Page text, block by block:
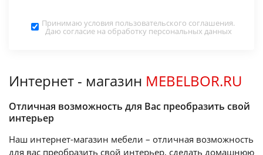
Принимаю условия пользовательского соглашения.
Даю согласие на обработку персональных данных
Интернет - магазин MEBELBOR.RU
Отличная возможность для Вас преобразить свой
интерьер
Наш интернет-магазин мебели – отличная возможность
для вас преобразить свой интерьер, сделать домашнюю